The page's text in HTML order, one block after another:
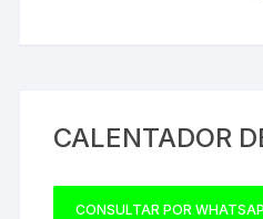
CALENTADOR
CONSULTAR POR